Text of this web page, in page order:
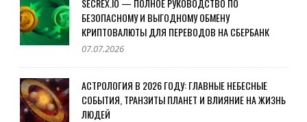
SECREX.IO — ПОЛНОЕ РУКОВОДСТВО ПО
БЕЗОПАСНОМУ И ВЫГОДНОМУ ОБМЕНУ
КРИПТОВАЛЮТЫ ДЛЯ ПЕРЕВОДОВ НА СБЕРБАНК
07.07.2026
АСТРОЛОГИЯ В 2026 ГОДУ: ГЛАВНЫЕ НЕБЕСНЫЕ
СОБЫТИЯ, ТРАНЗИТЫ ПЛАНЕТ И ВЛИЯНИЕ НА ЖИЗНЬ
ЛЮДЕЙ